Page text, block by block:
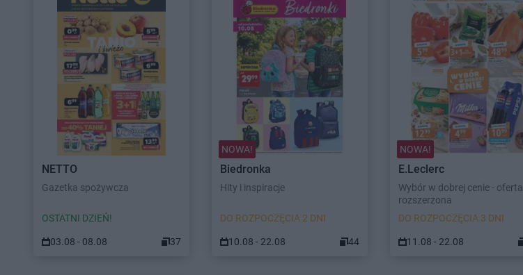
NETTO
Gazetka spożywcza
OSTATNI DZIEŃ!
03.08 - 08.08 37
NOWA!
Biedronka
Hity i inspiracje
DO ROZPOCZĘCIA 2 DNI
10.08 - 22.08 44
NOWA!
E.Leclerc
Wybór w dobrej cenie - oferta
rozszerzona
DO ROZPOCZĘCIA 3 DNI
11.08 - 22.08